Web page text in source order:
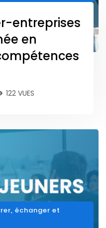
entreprises
en
122 VUES
échanger et